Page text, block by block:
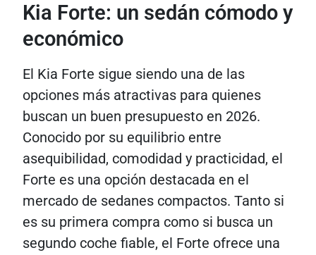
Kia Forte: un sedán cómodo y
económico
El Kia Forte sigue siendo una de las
opciones más atractivas para quienes
buscan un buen presupuesto en 2026.
Conocido por su equilibrio entre
asequibilidad, comodidad y practicidad, el
Forte es una opción destacada en el
mercado de sedanes compactos. Tanto si
es su primera compra como si busca un
segundo coche fiable, el Forte ofrece una